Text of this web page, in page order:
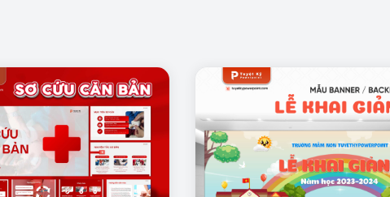
thông.
Nhà giáo.
hoàn hảo để tôn vinh những người lái đò tận tụy. Thiết kế hiện đại, ý
để tri ân thầy cô một cách trọn vẹn nhất.
ưu để người dùng dễ dàng chỉnh sửa (hình ảnh, chữ, màu sắc,…) phù hợp với